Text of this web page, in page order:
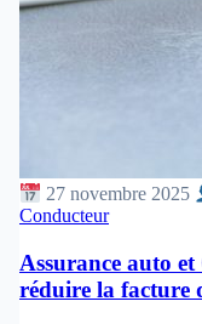
27 novembre 2025
Conducteur
Assurance auto
réduire la facture